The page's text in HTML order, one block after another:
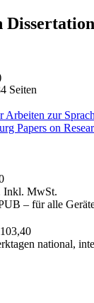
Seiten
zur
Papers on
Inkl. MwSt.
– für alle
national,